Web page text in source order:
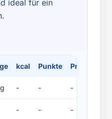
ideal für ein
kcal Punkte Protein
- - -
- - -